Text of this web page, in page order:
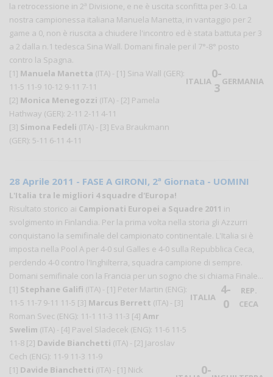
la retrocessione in 2ª Divisione, e ne è uscita sconfitta per 3-0. La
nostra campionessa italiana Manuela Manetta, in vantaggio per 2
game a 0, non è riuscita a chiudere l'incontro ed è stata battuta per 3
a 2 dalla n.1 tedesca Sina Wall. Domani finale per il 7°-8° posto
contro la Spagna.
[1] Manuela Manetta (ITA) - [1] Sina Wall (GER):
11-5 11-9 10-12 9-11 7-11
[2] Monica Menegozzi (ITA) - [2] Pamela
Hathway (GER): 2-11 2-11 4-11
[3] Simona Fedeli (ITA) - [3] Eva Braukmann
(GER): 5-11 6-11 4-11
ITALIA
0-
3 GERMANIA
28 Aprile 2011 - FASE A GIRONI, 2ª Giornata - UOMINI
L'Italia tra le migliori 4 squadre d'Europa!
Risultato storico ai Campionati Europei a Squadre 2011 in
svolgimento in Finlandia. Per la prima volta nella storia gli Azzurri
conquistano la semifinale del campionato continentale. L'Italia si è
imposta nella Pool A per 4-0 sul Galles e 4-0 sulla Repubblica Ceca,
perdendo 4-0 contro l'Inghilterra, squadra campione di sempre.
Domani semifinale con la Francia per un sogno che si chiama Finale...
[1] Stephane Galifi (ITA) - [1] Peter Martin (ENG):
11-5 11-7 9-11 11-5 [3] Marcus Berrett (ITA) - [3]
Roman Svec (ENG): 11-1 11-3 11-3 [4] Amr
Swelim (ITA) - [4] Pavel Sladecek (ENG): 11-6 11-5
11-8 [2] Davide Bianchetti (ITA) - [2] Jaroslav
Cech (ENG): 11-9 11-3 11-9
ITALIA
4-
0
REP.
CECA
[1] Davide Bianchetti (ITA) - [1] Nick 0-